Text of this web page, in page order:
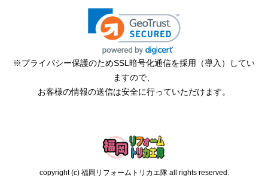
ショップからの連絡や対応は適切でしたか？
予定の期日までに商品が届きましたか？
はい
商品の梱包は必要十分なものでしたか？
はい
【注文商品】エアコン・クーラー 【注
文時期】2026年02月頃（モバイルから）
※プライバシー保護のためSSL暗号化通信を採用（導入）してい
ますので、
お客様の情報の送信は安全に行っていただけます。
copyright (c) 福岡リフォームトリカエ隊 all rights reserved.